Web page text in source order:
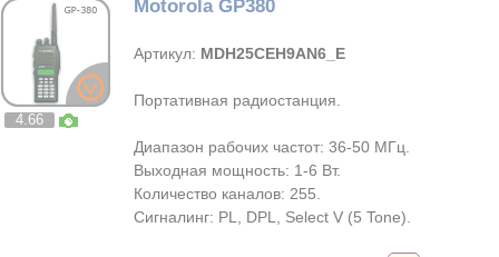
4.66
Motorola GP380
Артикул: MDH25CEH9AN6_E
Портативная радиостанция.
Диапазон рабочих частот: 36-50 МГц.
Выходная мощность: 1-6 Вт.
Количество каналов: 255.
Сигналинг: PL, DPL, Select V (5 Tone).